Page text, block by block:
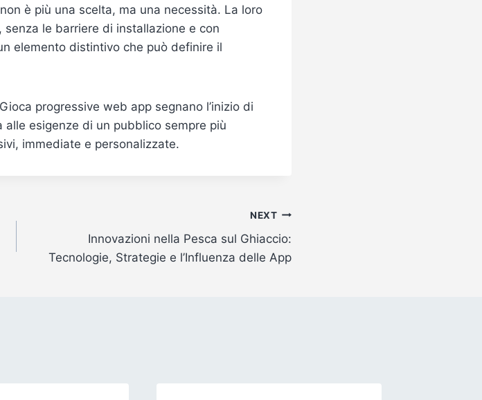
è più una scelta, ma una necessità. La loro
le barriere di installazione e con
elemento distintivo che può definire il
progressive web app segnano l’inizio di
esigenze di un pubblico sempre più
immediate e personalizzate.
NEXT
Innovazioni nella Pesca sul Ghiaccio:
Tecnologie, Strategie e l’Influenza delle App